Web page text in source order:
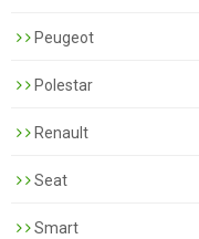
Peugeot
Polestar
Renault
Seat
Smart